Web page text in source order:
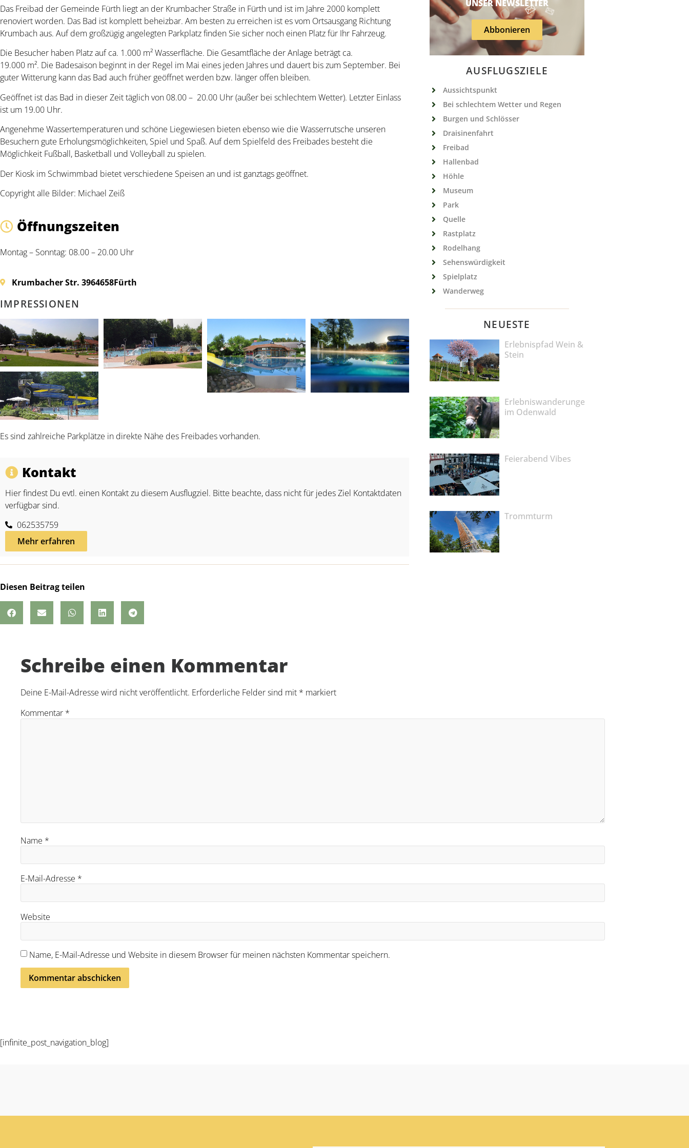
Das Freibad der Gemeinde Fürth liegt an der Krumbacher Straße in Fürth und ist im Jahre 2000 komplett
renoviert worden. Das Bad ist komplett beheizbar. Am besten zu erreichen ist es vom Ortsausgang Richtung
Krumbach aus. Auf dem großzügig angelegten Parkplatz finden Sie sicher noch einen Platz für Ihr Fahrzeug.
Die Besucher haben Platz auf ca. 1.000 m² Wasserfläche. Die Gesamtfläche der Anlage beträgt ca.
19.000 m². Die Badesaison beginnt in der Regel im Mai eines jeden Jahres und dauert bis zum September. Bei
guter Witterung kann das Bad auch früher geöffnet werden bzw. länger offen bleiben.
Geöffnet ist das Bad in dieser Zeit täglich von 08.00 – 20.00 Uhr (außer bei schlechtem Wetter). Letzter Einlass
ist um 19.00 Uhr.
Angenehme Wassertemperaturen und schöne Liegewiesen bieten ebenso wie die Wasserrutsche unseren
Besuchern gute Erholungsmöglichkeiten, Spiel und Spaß. Auf dem Spielfeld des Freibades besteht die
Möglichkeit Fußball, Basketball und Volleyball zu spielen.
Der Kiosk im Schwimmbad bietet verschiedene Speisen an und ist ganztags geöffnet.
Copyright alle Bilder: Michael Zeiß
Öffnungszeiten
Montag – Sonntag: 08.00 – 20.00 Uhr
Krumbacher Str. 3964658Fürth
IMPRESSIONEN
Es sind zahlreiche Parkplätze in direkte Nähe des Freibades vorhanden.
Kontakt
Hier findest Du evtl. einen Kontakt zu diesem Ausflugziel. Bitte beachte, dass nicht für jedes Ziel Kontaktdaten
verfügbar sind.
062535759
Mehr erfahren
Diesen Beitrag teilen
UNSER NEWSLETTER
Abbonieren
AUSFLUGSZIELE
Aussichtspunkt
Bei schlechtem Wetter und Regen
Burgen und Schlösser
Draisinenfahrt
Freibad
Hallenbad
Höhle
Museum
Park
Quelle
Rastplatz
Rodelhang
Sehenswürdigkeit
Spielplatz
Wanderweg
NEUESTE
Erlebnispfad Wein &
Stein
Erlebniswanderungen
im Odenwald
Feierabend Vibes
Trommturm
Schreibe einen Kommentar
Deine E-Mail-Adresse wird nicht veröffentlicht. Erforderliche Felder sind mit * markiert
Kommentar *
Name *
E-Mail-Adresse *
Website
Name, E-Mail-Adresse und Website in diesem Browser für meinen nächsten Kommentar speichern.
[infinite_post_navigation_blog]